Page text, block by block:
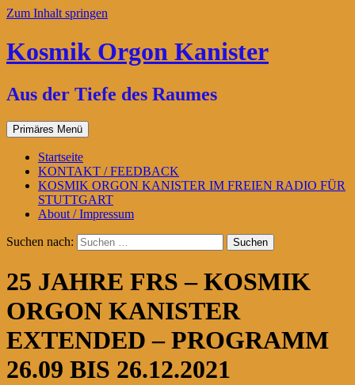
Zum Inhalt springen
Kosmik Orgon Kanister
Aus der Tiefe des Raumes
Primäres Menü
Startseite
KONTAKT / FEEDBACK
KOSMIK ORGON KANISTER IM FREIEN RADIO FÜR
STUTTGART
About / Impressum
Suchen nach:
25 JAHRE FRS – KOSMIK
ORGON KANISTER
EXTENDED – PROGRAMM
26.09 BIS 26.12.2021